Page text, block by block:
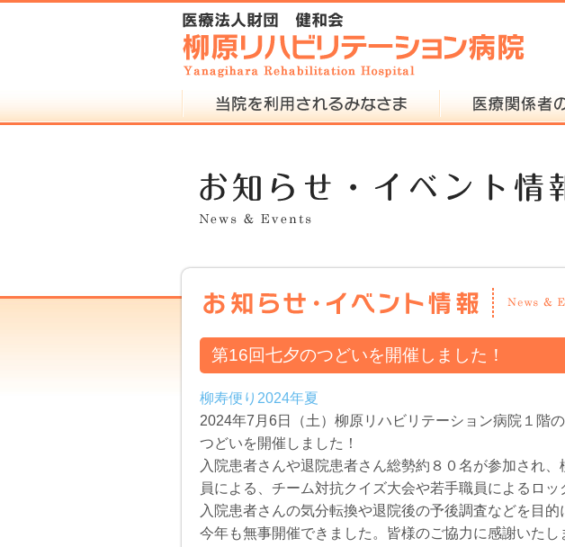
第16回七夕のつどいを開催しました！
柳寿便り2024年夏
2024年7月6日（土）柳原リハビリテーション病院１階
つどいを開催しました！
入院患者さんや退院患者さん総勢約８０名が参加され
員による、チーム対抗クイズ大会や若手職員によるロッ
入院患者さんの気分転換や退院後の予後調査などを目的
今年も無事開催できました。皆様のご協力に感謝いたし